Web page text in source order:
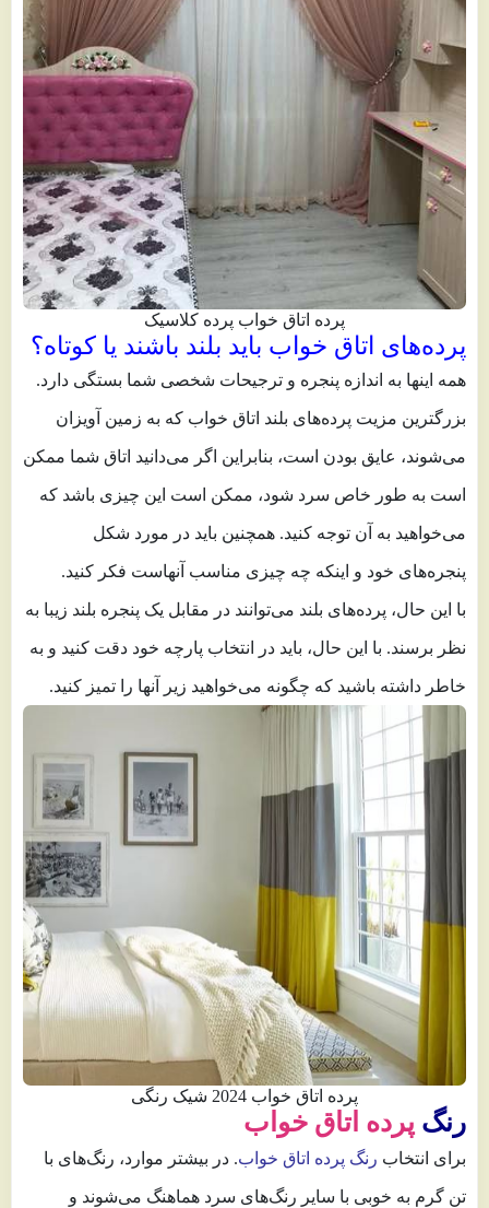
پرده اتاق خواب پرده کلاسیک
پرده‌های اتاق خواب باید بلند باشند یا کوتاه؟
همه اینها به اندازه پنجره و ترجیحات شخصی شما بستگی دارد.
بزرگترین مزیت پرده‌های بلند اتاق خواب که به زمین آویزان
می‌شوند، عایق بودن است، بنابراین اگر می‌دانید اتاق شما ممکن
است به طور خاص سرد شود، ممکن است این چیزی باشد که
می‌خواهید به آن توجه کنید. همچنین باید در مورد شکل
پنجره‌های خود و اینکه چه چیزی مناسب آنهاست فکر کنید.
با این حال، پرده‌های بلند می‌توانند در مقابل یک پنجره بلند زیبا به
نظر برسند. با این حال، باید در انتخاب پارچه خود دقت کنید و به
خاطر داشته باشید که چگونه می‌خواهید زیر آنها را تمیز کنید.
پرده اتاق خواب 2024 شیک رنگی
رنگ پرده اتاق خواب
برای انتخاب رنگ پرده اتاق خواب. در بیشتر موارد، رنگ‌های با
تن گرم به خوبی با سایر رنگ‌های سرد هماهنگ می‌شوند و